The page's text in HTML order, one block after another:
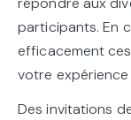
participants. En
efficacement
votre expérience
Des invitations